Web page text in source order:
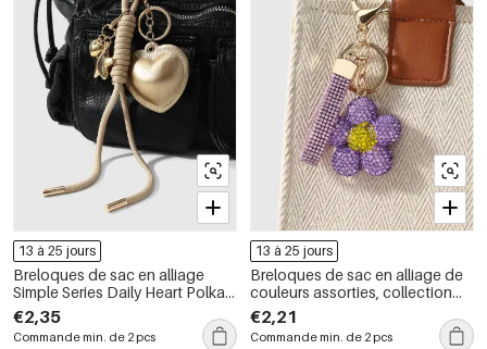
13 à 25 jours
Breloques de sac en alliage
Simple Series Daily Heart Polka
Dots Star
€2,35
Commande min. de 2 pcs
13 à 25 jours
Breloques de sac en alliage de
couleurs assorties, collection
Simple Series Daily Flower
€2,21
Commande min. de 2 pcs